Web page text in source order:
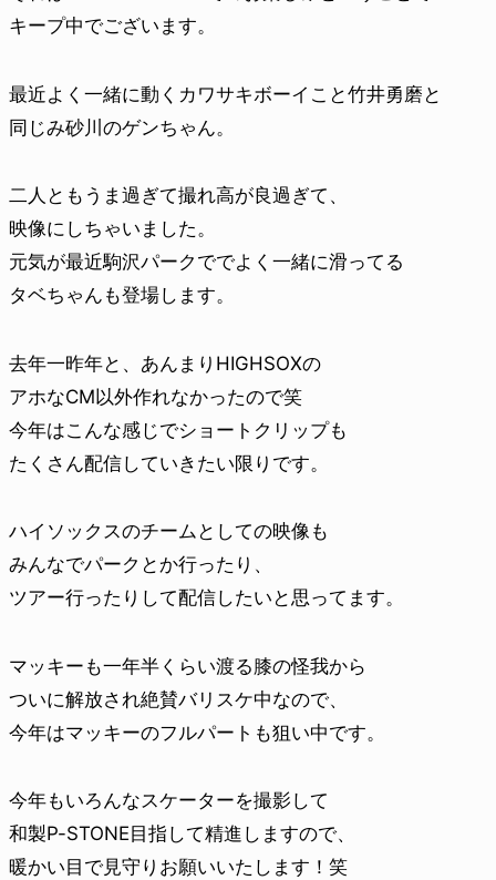
キープ中でございます。
最近よく一緒に動くカワサキボーイこと竹井勇磨と
同じみ砂川のゲンちゃん。
二人ともうま過ぎて撮れ高が良過ぎて、
映像にしちゃいました。
元気が最近駒沢パークででよく一緒に滑ってる
タベちゃんも登場します。
去年一昨年と、あんまりHIGHSOXの
アホなCM以外作れなかったので笑
今年はこんな感じでショートクリップも
たくさん配信していきたい限りです。
ハイソックスのチームとしての映像も
みんなでパークとか行ったり、
ツアー行ったりして配信したいと思ってます。
マッキーも一年半くらい渡る膝の怪我から
ついに解放され絶賛バリスケ中なので、
今年はマッキーのフルパートも狙い中です。
今年もいろんなスケーターを撮影して
和製P-STONE目指して精進しますので、
暖かい目で見守りお願いいたします！笑